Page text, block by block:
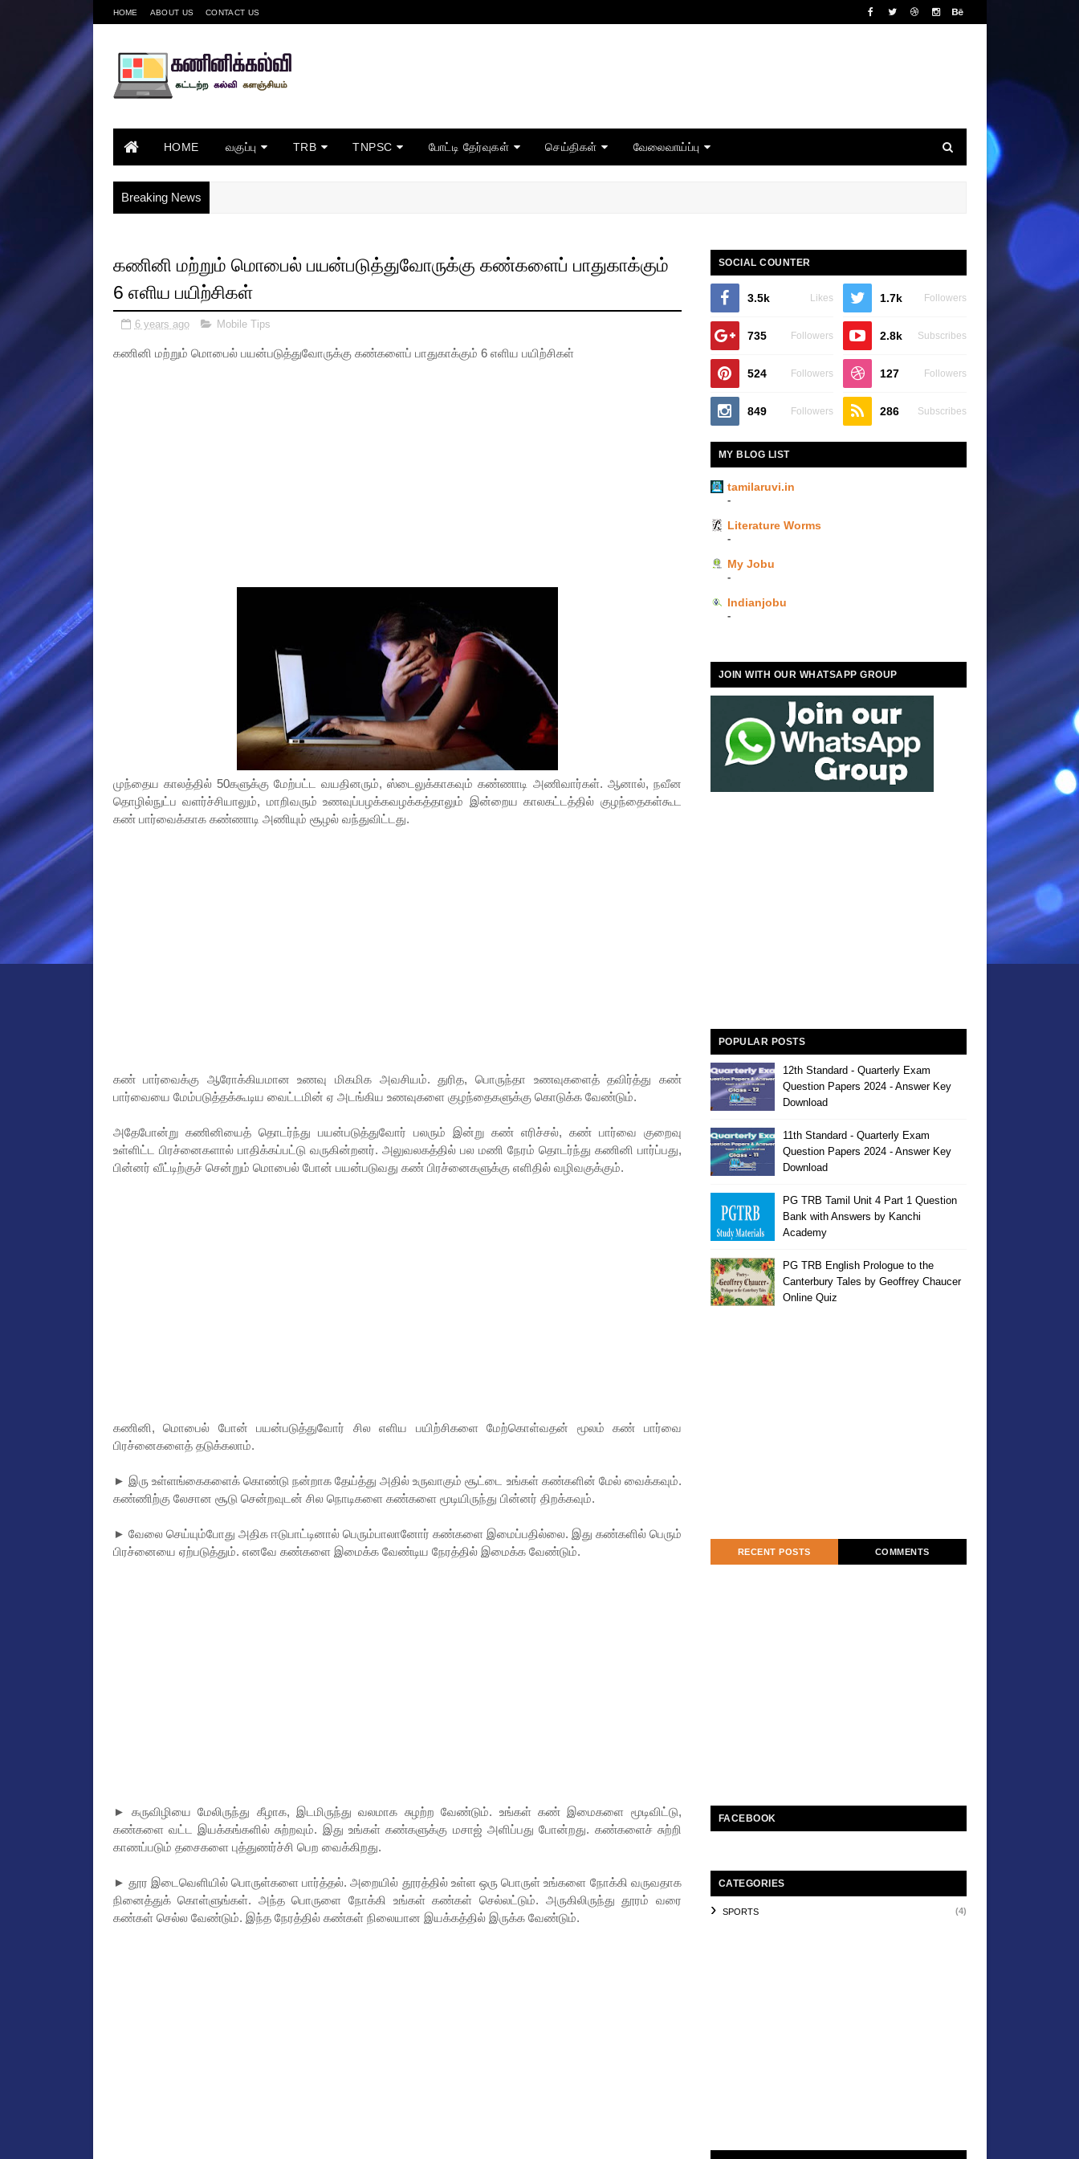
HOME ABOUT US CONTACT US
HOME வகுப்பு TRB TNPSC போட்டி தேர்வுகள் செய்திகள் வேலைவாய்ப்பு
Breaking News
கணினி மற்றும் மொபைல் பயன்படுத்துவோருக்கு கண்களைப் பாதுகாக்கும்
6 எளிய பயிற்சிகள்
6 years ago Mobile Tips
கணினி மற்றும் மொபைல் பயன்படுத்துவோருக்கு கண்களைப் பாதுகாக்கும் 6 எளிய பயிற்சிகள்
முந்தைய காலத்தில் 50களுக்கு மேற்பட்ட வயதினரும், ஸ்டைலுக்காகவும் கண்ணாடி அணிவார்கள். ஆனால், நவீன
தொழில்நுட்ப வளர்ச்சியாலும், மாறிவரும் உணவுப்பழக்கவழக்கத்தாலும் இன்றைய காலகட்டத்தில் குழந்தைகள்கூட
கண் பார்வைக்காக கண்ணாடி அணியும் சூழல் வந்துவிட்டது.
கண் பார்வைக்கு ஆரோக்கியமான உணவு மிகமிக அவசியம். துரித, பொருந்தா உணவுகளைத் தவிர்த்து கண்
பார்வையை மேம்படுத்தக்கூடிய வைட்டமின் ஏ அடங்கிய உணவுகளை குழந்தைகளுக்கு கொடுக்க வேண்டும்.
அதேபோன்று கணினியைத் தொடர்ந்து பயன்படுத்துவோர் பலரும் இன்று கண் எரிச்சல், கண் பார்வை குறைவு
உள்ளிட்ட பிரச்னைகளால் பாதிக்கப்பட்டு வருகின்றனர். அலுவலகத்தில் பல மணி நேரம் தொடர்ந்து கணினி பார்ப்பது,
பின்னர் வீட்டிற்குச் சென்றும் மொபைல் போன் பயன்படுவது கண் பிரச்னைகளுக்கு எளிதில் வழிவகுக்கும்.
கணினி, மொபைல் போன் பயன்படுத்துவோர் சில எளிய பயிற்சிகளை மேற்கொள்வதன் மூலம் கண் பார்வை
பிரச்னைகளைத் தடுக்கலாம்.
► இரு உள்ளங்கைகளைக் கொண்டு நன்றாக தேய்த்து அதில் உருவாகும் சூட்டை உங்கள் கண்களின் மேல் வைக்கவும்.
கண்ணிற்கு லேசான சூடு சென்றவுடன் சில நொடிகளை கண்களை மூடியிருந்து பின்னர் திறக்கவும்.
► வேலை செய்யும்போது அதிக ஈடுபாட்டினால் பெரும்பாலானோர் கண்களை இமைப்பதில்லை. இது கண்களில் பெரும்
பிரச்னையை ஏற்படுத்தும். எனவே கண்களை இமைக்க வேண்டிய நேரத்தில் இமைக்க வேண்டும்.
► கருவிழியை மேலிருந்து கீழாக, இடமிருந்து வலமாக சுழற்ற வேண்டும். உங்கள் கண் இமைகளை மூடிவிட்டு,
கண்களை வட்ட இயக்கங்களில் சுற்றவும். இது உங்கள் கண்களுக்கு மசாஜ் அளிப்பது போன்றது. கண்களைச் சுற்றி
காணப்படும் தசைகளை புத்துணர்ச்சி பெற வைக்கிறது.
► தூர இடைவெளியில் பொருள்களை பார்த்தல். அறையில் தூரத்தில் உள்ள ஒரு பொருள் உங்களை நோக்கி வருவதாக
நினைத்துக் கொள்ளுங்கள். அந்த பொருளை நோக்கி உங்கள் கண்கள் செல்லட்டும். அருகிலிருந்து தூரம் வரை
கண்கள் செல்ல வேண்டும். இந்த நேரத்தில் கண்கள் நிலையான இயக்கத்தில் இருக்க வேண்டும்.
SOCIAL COUNTER
3.5k Likes 1.7k Followers
735 Followers 2.8k Subscribes
524 Followers 127 Followers
849 Followers 286 Subscribes
MY BLOG LIST
tamilaruvi.in
-
Literature Worms
-
My Jobu
-
Indianjobu
-
JOIN WITH OUR WHATSAPP GROUP
POPULAR POSTS
12th Standard - Quarterly Exam
Question Papers 2024 - Answer Key
Download
11th Standard - Quarterly Exam
Question Papers 2024 - Answer Key
Download
PG TRB Tamil Unit 4 Part 1 Question
Bank with Answers by Kanchi
Academy
PG TRB English Prologue to the
Canterbury Tales by Geoffrey Chaucer
Online Quiz
RECENT POSTS COMMENTS
FACEBOOK
CATEGORIES
SPORTS (4)